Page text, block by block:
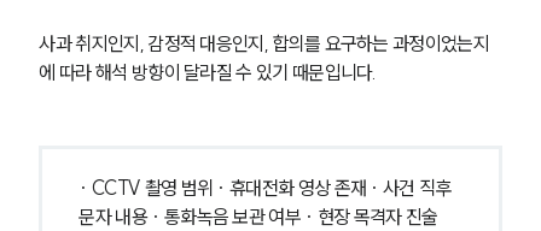
뉴스레터/브로슈어
세미나
대륜법률상담예약
사과 취지인지, 감정적 대응인지, 합의를 요구하는 과정이었는지
에 따라 해석 방향이 달라질 수 있기 때문입니다.
· CCTV 촬영 범위 · 휴대전화 영상 존재 · 사건 직후
문자 내용 · 통화녹음 보관 여부 · 현장 목격자 진술